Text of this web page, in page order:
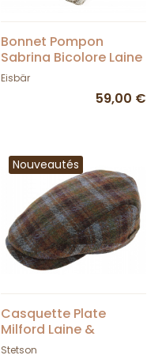
Bonnet Pompon
Sabrina Bicolore Laine
- Eisbär
Eisbär
59,00 €
Nouveautés
Casquette Plate
Milford Laine &
Cachemire - Stetson
Stetson